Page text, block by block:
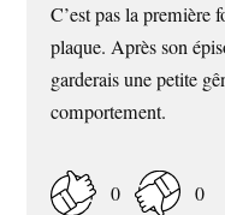
C’est pas la première
plaque. Après son
garderais une petite
comportement.
0 0